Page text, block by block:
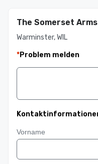
The Somerset Arms
Warminster, WIL
*Problem melden
Vorname